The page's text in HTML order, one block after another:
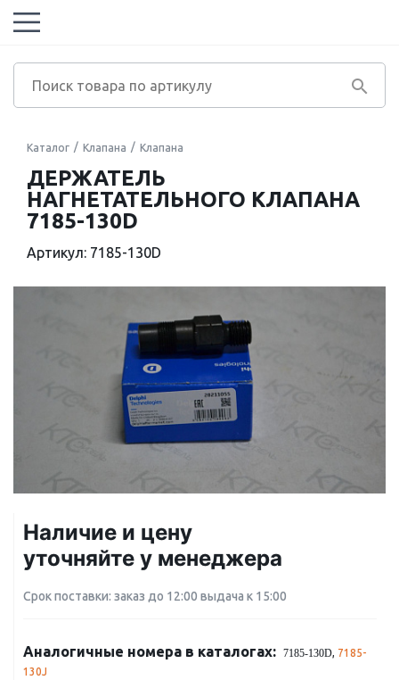
Каталог Клапана Клапана
ДЕРЖАТЕЛЬ
НАГНЕТАТЕЛЬНОГО КЛАПАНА
7185-130D
Артикул: 7185-130D
Наличие и цену
уточняйте у менеджера
Срок поставки: заказ до 12:00 выдача к 15:00
Аналогичные номера в каталогах: 7185-130D, 7185-
130J